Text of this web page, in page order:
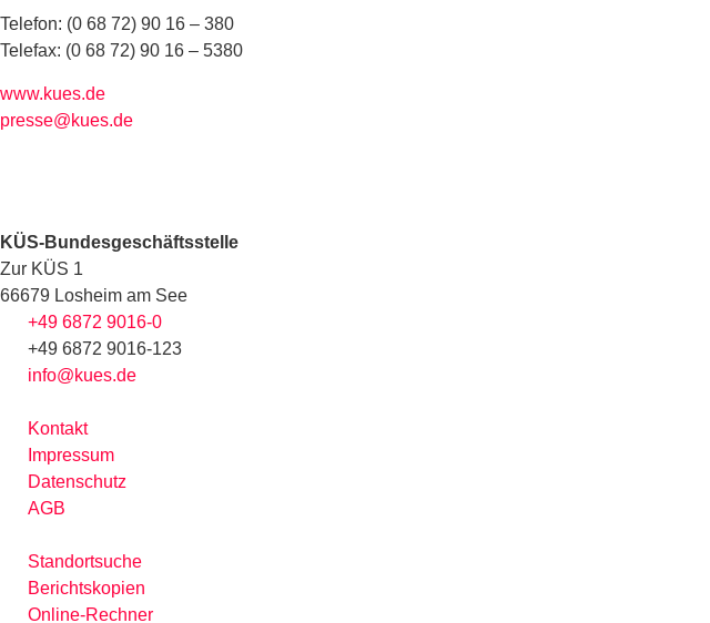
Telefon: (0 68 72) 90 16 – 380
Telefax: (0 68 72) 90 16 – 5380
www.kues.de
presse@kues.de
KÜS-Bundesgeschäftsstelle
Zur KÜS 1
66679 Losheim am See
+49 6872 9016-0
+49 6872 9016-123
info@kues.de
Kontakt
Impressum
Datenschutz
AGB
Standortsuche
Berichtskopien
Online-Rechner